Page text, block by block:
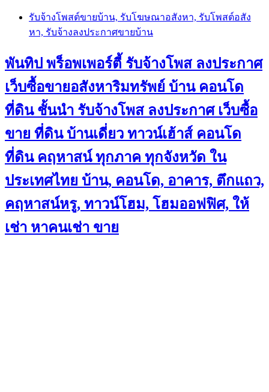
Skip
content
รับจ้างโพสต์ขายบ้าน, รับโฆษณาอสังหา, รับโพสต์อสัง
หา, รับจ้างลงประกาศขายบ้าน
พันทิป พร็อพเพอร์ตี้ รับจ้างโพส ลงประกาศ
เว็บซื้อขายอสังหาริมทรัพย์ บ้าน คอนโด
ที่ดิน ชั้นนำ รับจ้างโพส ลงประกาศ เว็บซื้อ
ขาย ที่ดิน บ้านเดี่ยว ทาวน์เฮ้าส์ คอนโด
ที่ดิน คฤหาสน์ ทุกภาค ทุกจังหวัด ใน
ประเทศไทย บ้าน, คอนโด, อาคาร, ตึกแถว,
คฤหาสน์หรู, ทาวน์โฮม, โฮมออฟฟิศ, ให้
เช่า หาคนเช่า ขาย